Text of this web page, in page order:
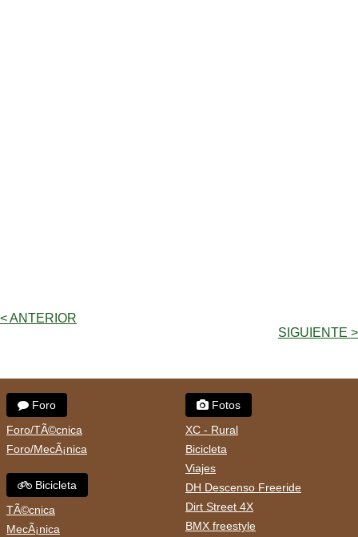
< ANTERIOR
SIGUIENTE >
Foro
Foro/TÃ©cnica
Foro/MecÃ¡nica
Bicicleta
TÃ©cnica
MecÃ¡nica
Fotos
XC - Rural
Bicicleta
Viajes
DH Descenso Freeride
Dirt Street 4X
BMX freestyle